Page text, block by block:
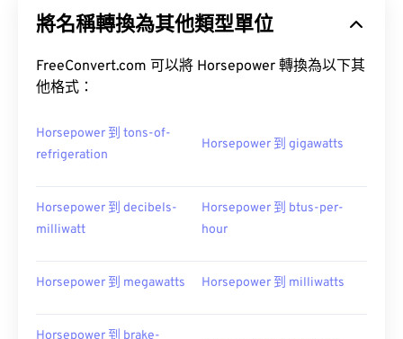
將名稱轉換為其他類型單位
FreeConvert.com 可以將 Horsepower 轉換為以下其
他格式：
Horsepower 到 tons-of-
refrigeration
Horsepower 到 gigawatts
Horsepower 到 decibels-
milliwatt
Horsepower 到 btus-per-
hour
Horsepower 到 megawatts Horsepower 到 milliwatts
Horsepower 到 brake-